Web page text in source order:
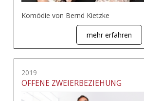
Komödie von Bernd Kietzke
mehr erfahren
2019
OFFENE ZWEIERBEZIEHUNG